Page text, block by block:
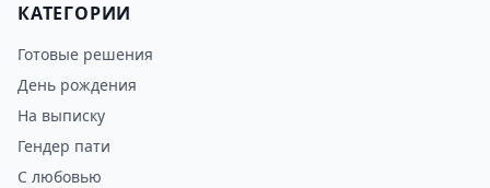
КАТЕГОРИИ
Готовые решения
День рождения
На выписку
Гендер пати
С любовью